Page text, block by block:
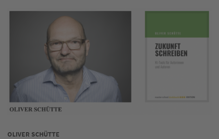
OLIVER SCHÜTTE